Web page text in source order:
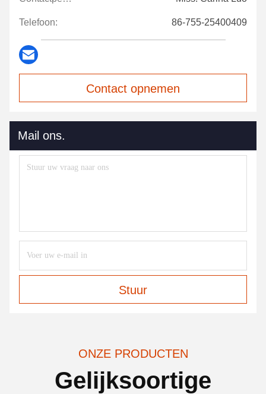
Telefoon: 86-755-25400409
Contact opnemen
Mail ons.
Stuur
ONZE PRODUCTEN
Gelijksoortige